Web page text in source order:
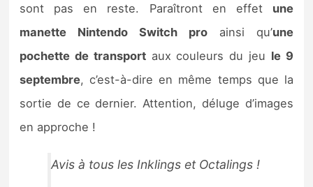
Sorties de jeux
Bons plans
Guides
sont pas en reste. Paraîtront en effet une
manette Nintendo Switch proainsi qu’une
pochette de transportaux couleurs du jeu le 9
septembre, c’est-à-dire en même temps que la
sortie de ce dernier. Attention, déluge d’images
en approche !
Avis à tous les Inklings et Octalings !